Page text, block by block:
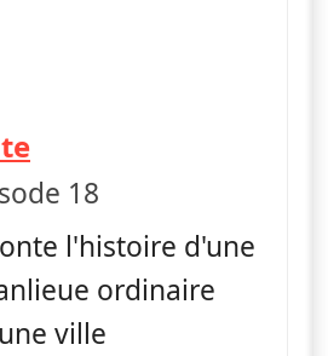
— Le monde
18
l'histoire d'une
ordinaire
ville